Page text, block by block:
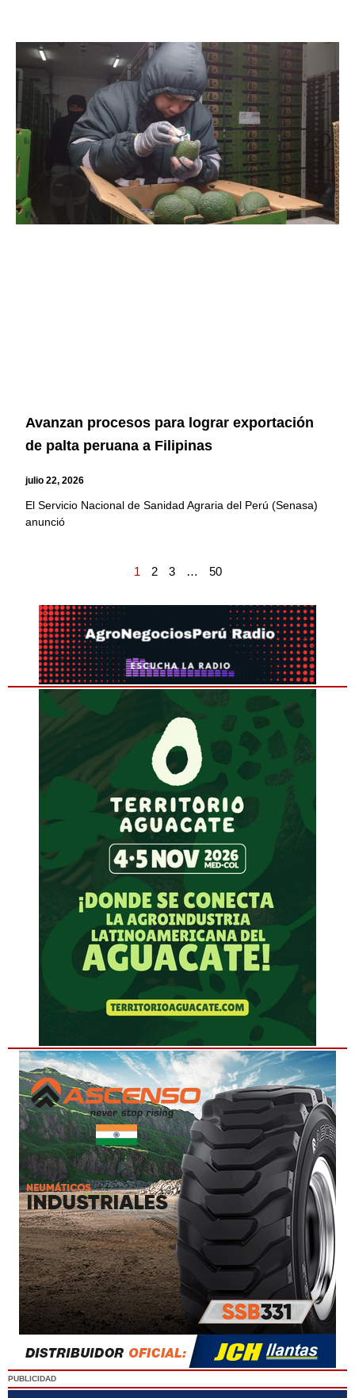
Avanzan procesos para lograr exportación
de palta peruana a Filipinas
julio 22, 2026
El Servicio Nacional de Sanidad Agraria del Perú (Senasa)
anunció
1 2 3 … 50
PUBLICIDAD